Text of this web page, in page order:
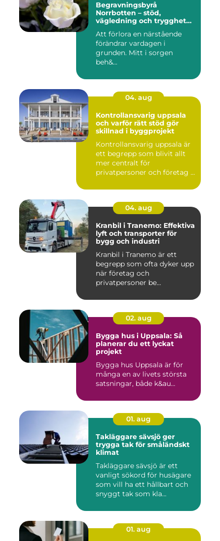
Begravningsbyrå
Norrbotten – stöd,
vägledning och trygghet
Att förlora en närstående
förändrar vardagen i
grunden. Mitt i sorgen
beh&...
04. aug
Kontrollansvarig uppsala
och varför rätt stöd gör
skillnad i byggprojekt
Kontrollansvarig uppsala är
ett begrepp som blivit allt
mer centralt för
privatpersoner och företag ...
04. aug
Kranbil i Tranemo: Effektiva
lyft och transporter för
bygg och industri
Kranbil i Tranemo är ett
begrepp som ofta dyker upp
när företag och
privatpersoner be...
02. aug
Bygga hus i Uppsala: Så
planerar du ett lyckat
projekt
Bygga hus Uppsala är för
många en av livets största
satsningar, både k&au...
01. aug
Takläggare sävsjö ger
trygga tak för småländskt
klimat
Takläggare sävsjö är ett
vanligt sökord för husägare
som vill ha ett hållbart och
snyggt tak som kla...
01. aug